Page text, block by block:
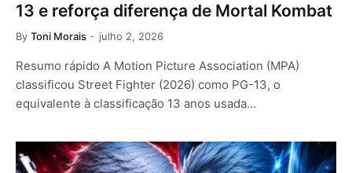
13 e reforça diferença de Mortal Kombat
By Toni Morais julho 2, 2026
Resumo rápido A Motion Picture Association (MPA)
classificou Street Fighter (2026) como PG-13, o
equivalente à classificação 13 anos usada…